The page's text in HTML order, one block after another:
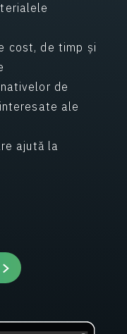
cost, de timp și
de
ale
ajută la